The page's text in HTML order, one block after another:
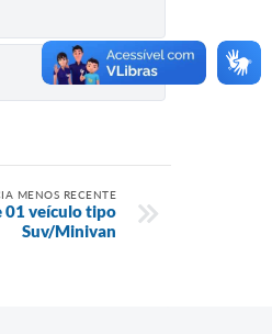
MENOS RECENTE
01 veículo tipo
Suv/Minivan